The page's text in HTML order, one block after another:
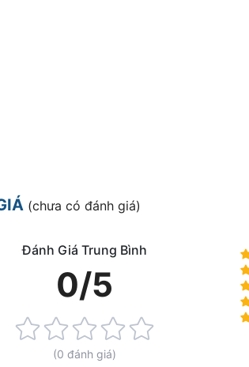
(chưa có đánh giá)
Đánh Giá Trung Bình
0/5
(0 đánh giá)